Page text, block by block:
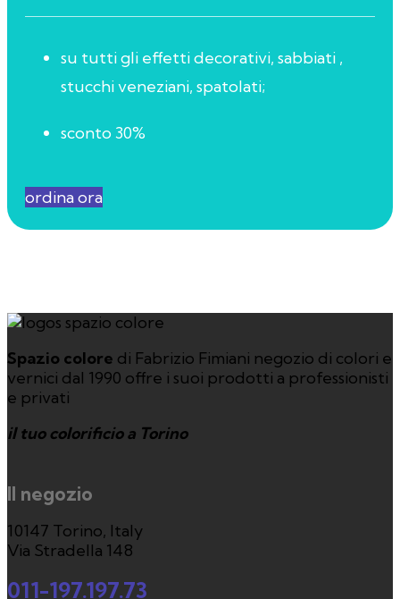
su tutti gli effetti decorativi, sabbiati ,
stucchi veneziani, spatolati;
sconto 30%
ordina ora
Spazio colore di Fabrizio Fimiani negozio di colori e
vernici dal 1990 offre i suoi prodotti a professionisti
e privati
il tuo colorificio a Torino
Il negozio
10147 Torino, Italy
Via Stradella 148
011-197.197.73